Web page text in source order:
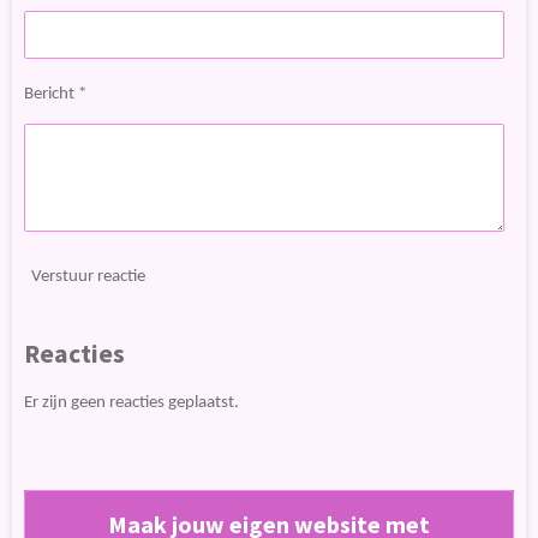
Bericht *
Verstuur reactie
Reacties
Er zijn geen reacties geplaatst.
Maak jouw eigen website met